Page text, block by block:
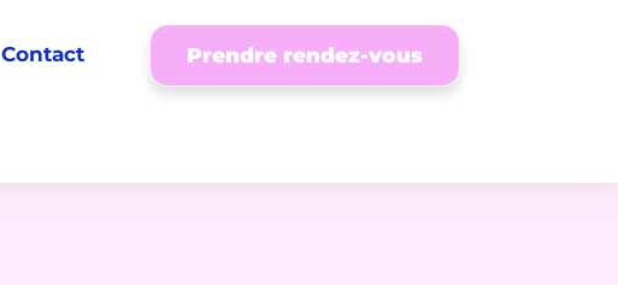
Contact Prendre rendez-vous